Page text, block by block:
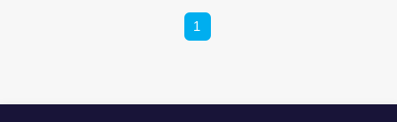
照顧0到18歲，應先從禁止加味菸品做起。 國
教行動聯盟、台灣共善促進協會、全國家長會
1